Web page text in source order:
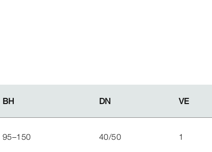
BH DN VE
BH DN VE
95–150 40/50 1